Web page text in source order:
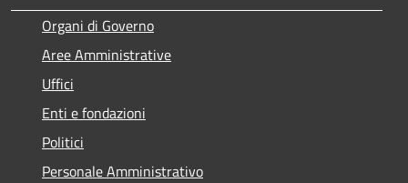
Organi di Governo
Aree Amministrative
Uffici
Enti e fondazioni
Politici
Personale Amministrativo